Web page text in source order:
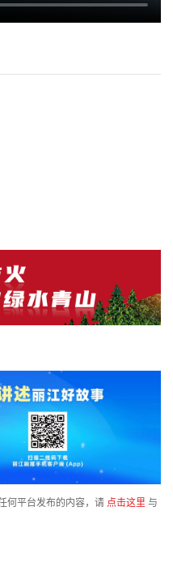
何平台发布的内容，请 点击这里 与